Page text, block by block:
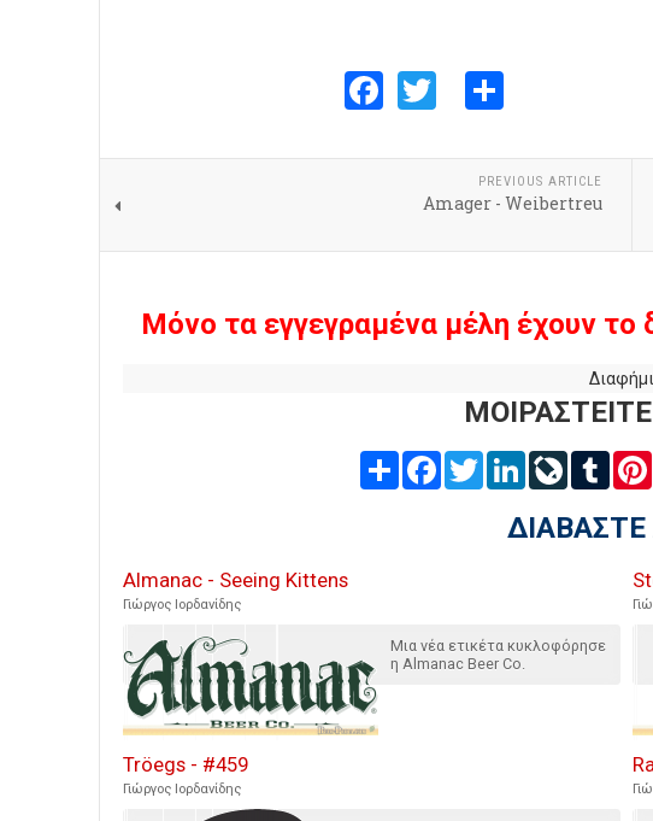
Facebook
Twitter
PREVIOUS ARTICLE
Amager - Weibertreu
Μόνο τα εγγεγραμένα μέλη έχουν
Share FacebookTwitterLinkedInLiveJournal
Tumblr
Almanac - Seeing Kittens
Γιώργος Ιορδανίδης
Μια νέα ετικέτα κυκλοφόρησε
η Almanac Beer Co.
Tröegs - #459
Γιώργος Ιορδανίδης